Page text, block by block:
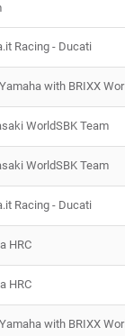
Racing - Ducati
with BRIXX
WorldSBK Team
WorldSBK Team
Racing - Ducati
HRC
HRC
with BRIXX